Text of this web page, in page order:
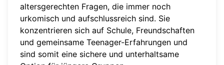
altersgerechten Fragen, die immer noch
urkomisch und aufschlussreich sind. Sie
konzentrieren sich auf Schule, Freundschaften
und gemeinsame Teenager-Erfahrungen und
sind somit eine sichere und unterhaltsame